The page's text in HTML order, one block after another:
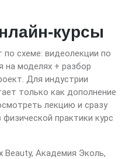
курсы
схеме: видеолекции по
на моделях + разбор
Для индустрии
только как дополнение
лекцию и сразу
практики курс
Beauty, Академия Эколь,